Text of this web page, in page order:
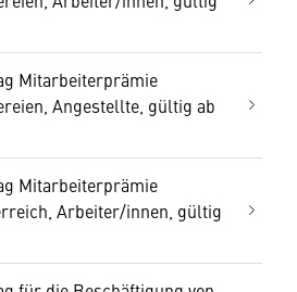
Mitarbeiterprämie
Angestellte, gültig ab
Mitarbeiterprämie
Arbeiter/innen, gültig